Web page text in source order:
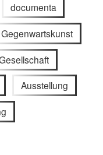
documenta
Gegenwartskunst
Ausstellung